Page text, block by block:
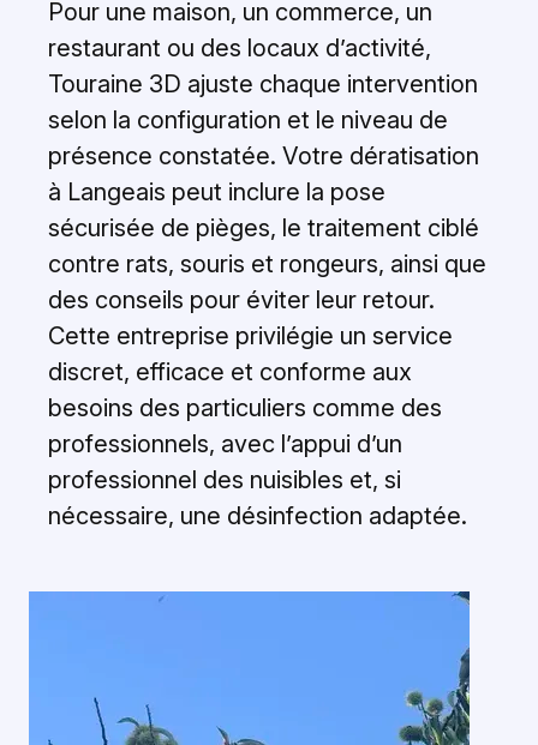
Pour une maison, un commerce, un
restaurant ou des locaux d’activité,
Touraine 3D ajuste chaque intervention
selon la configuration et le niveau de
présence constatée. Votre dératisation
à Langeais peut inclure la pose
sécurisée de pièges, le traitement ciblé
contre rats, souris et rongeurs, ainsi que
des conseils pour éviter leur retour.
Cette entreprise privilégie un service
discret, efficace et conforme aux
besoins des particuliers comme des
professionnels, avec l’appui d’un
professionnel des nuisibles et, si
nécessaire, une désinfection adaptée.